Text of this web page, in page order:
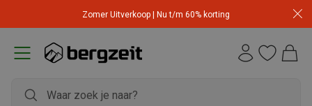
Zomer Uitverkoop | Nu t/m 60% korting